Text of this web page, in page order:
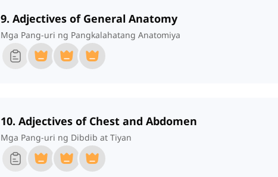
9. Adjectives of General Anatomy
Mga Pang-uri ng Pangkalahatang Anatomiya
10. Adjectives of Chest and Abdomen
Mga Pang-uri ng Dibdib at Tiyan